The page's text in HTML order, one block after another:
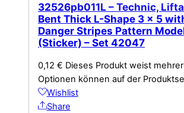
32526pb011L – Technic,
Bent Thick L-Shape 3 x 5
Danger Stripes Pattern
(Sticker) – Set 42047
0,12 € Dieses Produkt weist
Optionen können auf der
Wishlist
Share